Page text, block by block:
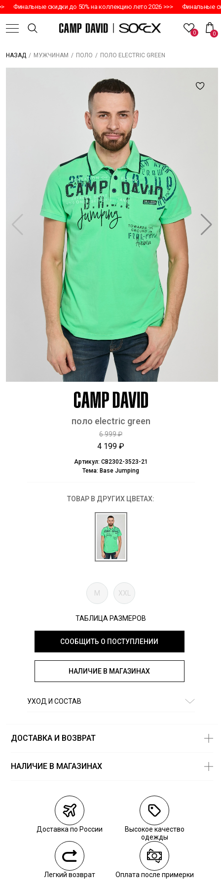
Финальные скидки до 50% на коллекцию лето 2026 >>> Финальные
0 0
НАЗАД / МУЖЧИНАМ / ПОЛО / ПОЛО ELECTRIC GREEN
поло electric green
6 999 ₽
4 199 ₽
Артикул: CB2302-3523-21
Тема: Base Jumping
ТОВАР В ДРУГИХ ЦВЕТАХ:
M XXL
ТАБЛИЦА РАЗМЕРОВ
СООБЩИТЬ О ПОСТУПЛЕНИИ
НАЛИЧИЕ В МАГАЗИНАХ
УХОД И СОСТАВ
ДОСТАВКА И ВОЗВРАТ
Курьерская доставка СДЭК
Самовывоз из пункта выдачи СДЭК
Самовывоз из наших магазинов
Курьерская доставка СДЭК
Самовывоз из пункта выдачи СДЭК
НАЛИЧИЕ В МАГАЗИНАХ
Доставка по России
Высокое качество
одежды
Легкий возврат Оплата после примерки